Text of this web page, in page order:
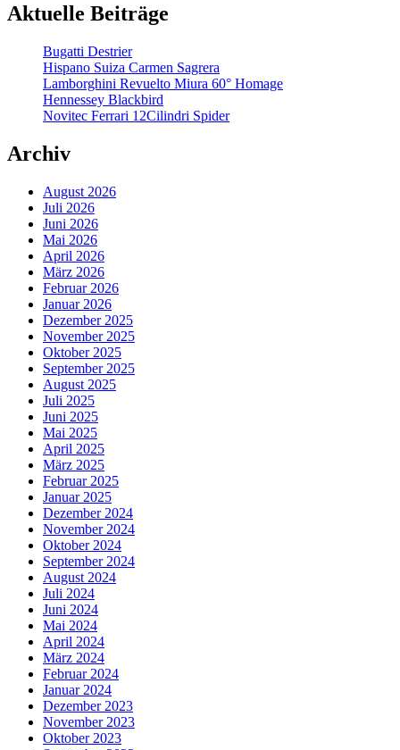
Aktuelle Beiträge
Bugatti Destrier
Hispano Suiza Carmen Sagrera
Lamborghini Revuelto Miura 60° Homage
Hennessey Blackbird
Novitec Ferrari 12Cilindri Spider
Archiv
August 2026
Juli 2026
Juni 2026
Mai 2026
April 2026
März 2026
Februar 2026
Januar 2026
Dezember 2025
November 2025
Oktober 2025
September 2025
August 2025
Juli 2025
Juni 2025
Mai 2025
April 2025
März 2025
Februar 2025
Januar 2025
Dezember 2024
November 2024
Oktober 2024
September 2024
August 2024
Juli 2024
Juni 2024
Mai 2024
April 2024
März 2024
Februar 2024
Januar 2024
Dezember 2023
November 2023
Oktober 2023